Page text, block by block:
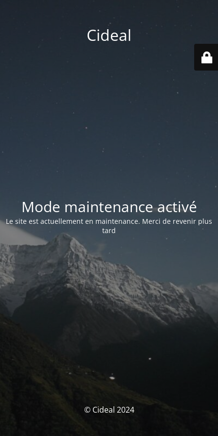
Cideal
Mode maintenance activé
Le site est actuellement en maintenance. Merci de revenir plus
tard
© Cideal 2024